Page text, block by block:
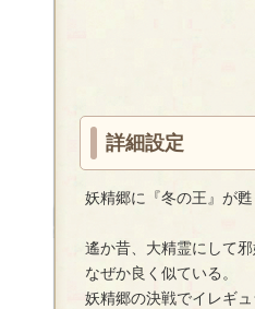
詳細設定
妖精郷に『冬の王』が
遙か昔、大精霊にして
なぜか良く似ている。
妖精郷の決戦でイレギ